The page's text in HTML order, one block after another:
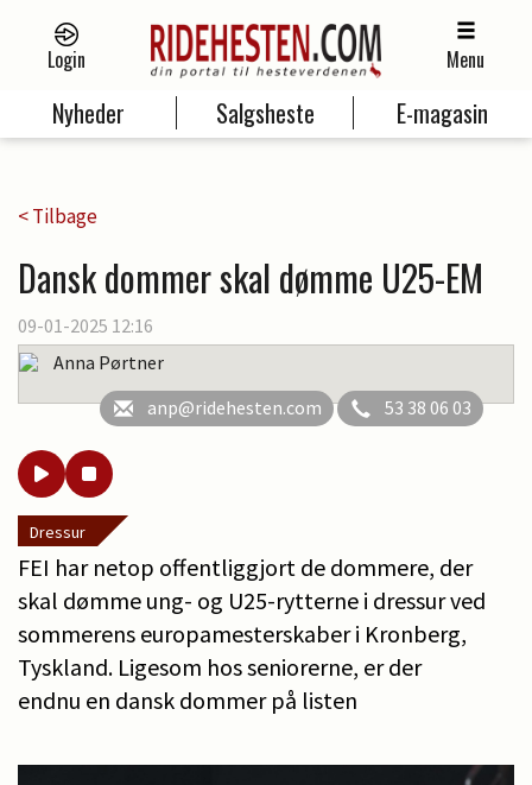
Login Menu
Nyheder Salgsheste E-magasin
< Tilbage
Dansk dommer skal dømme U25-EM
09-01-2025 12:16
Anna Pørtner
anp@ridehesten.com
53 38 06 03
Dressur
FEI har netop offentliggjort de dommere, der
skal dømme ung- og U25-rytterne i dressur ved
sommerens europamesterskaber i Kronberg,
Tyskland. Ligesom hos seniorerne, er der
endnu en dansk dommer på listen